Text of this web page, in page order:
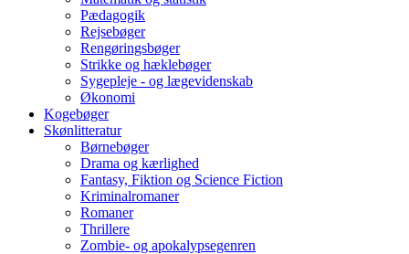
Pædagogik
Rejsebøger
Rengøringsbøger
Strikke og hæklebøger
Sygepleje - og lægevidenskab
Økonomi
Kogebøger
Skønlitteratur
Børnebøger
Drama og kærlighed
Fantasy, Fiktion og Science Fiction
Kriminalromaner
Romaner
Thrillere
Zombie- og apokalypsegenren